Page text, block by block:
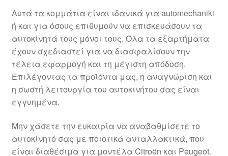
Παγκόσμια αποστολή
Παράπονα
πληρωμές
Πολιτική Απορρήτου
Σχετικά με εμάς
Αυτά τα κομμάτια είναι ιδανικά για automechaniki
ή και για όσους επιθυμούν να επισκευάσουν τα
αυτοκίνητά τους μόνοι τους. Όλα τα εξαρτήματα
έχουν σχεδιαστεί για να διασφαλίσουν την
τέλεια εφαρμογή και τη μέγιστη απόδοση.
Επιλέγοντας τα προϊόντα μας, η αναγνώριση και
η σωστή λειτουργία του αυτοκινήτου σας είναι
εγγυημένα.
Μην χάσετε την ευκαιρία να αναβαθμίσετε το
αυτοκίνητό σας με ποιοτικά ανταλλακτικά, που
είναι διαθέσιμα για μοντέλα Citroën και Peugeot.